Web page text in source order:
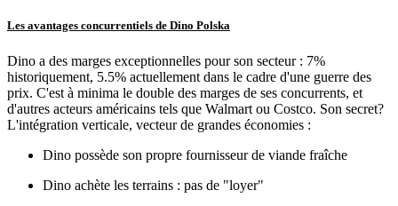
Les avantages concurrentiels de Dino Polska
Dino a des marges exceptionnelles pour son secteur : 7%
historiquement, 5.5% actuellement dans le cadre d'une guerre des
prix. C'est à minima le double des marges de ses concurrents, et
d'autres acteurs américains tels que Walmart ou Costco. Son secret?
L'intégration verticale, vecteur de grandes économies :
Dino possède son propre fournisseur de viande fraîche
Dino achète les terrains : pas de "loyer"